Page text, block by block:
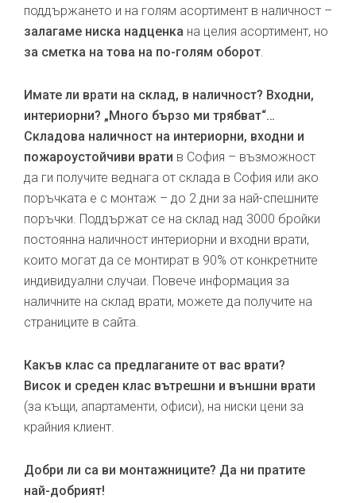
поддържането и на голям асортимент в наличност –
залагаме ниска надценка на целия асортимент, но
за сметка на това на по-голям оборот.
Имате ли врати на склад, в наличност? Входни,
интериорни? „Много бързо ми трябват“…
Складова наличност на интериорни, входни и
пожароустойчиви врати в София – възможност
да ги получите веднага от склада в София или ако
поръчката е с монтаж – до 2 дни за най-спешните
поръчки. Поддържат се на склад над 3000 бройки
постоянна наличност интериорни и входни врати,
които могат да се монтират в 90% от конкретните
индивидуални случаи. Повече информация за
наличните на склад врати, можете да получите на
страниците в сайта.
Какъв клас са предлаганите от вас врати?
Висок и среден клас вътрешни и външни врати
(за къщи, апартаменти, офиси), на ниски цени за
крайния клиент.
Добри ли са ви монтажниците? Да ни пратите
най-добрият!